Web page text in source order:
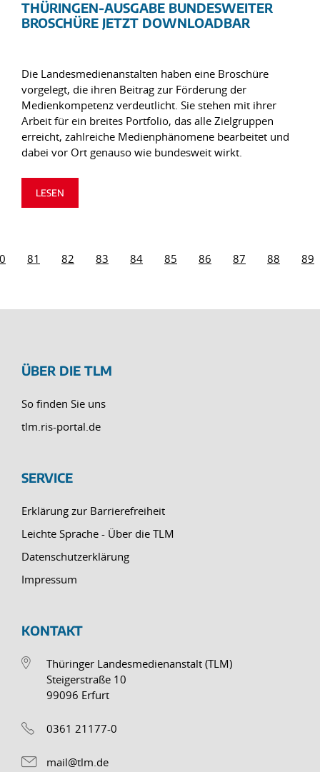
THÜRINGEN-AUSGABE BUNDESWEITER
BROSCHÜRE JETZT DOWNLOADBAR
Die Landesmedienanstalten haben eine Broschüre
vorgelegt, die ihren Beitrag zur Förderung der
Medienkompetenz verdeutlicht. Sie stehen mit ihrer
Arbeit für ein breites Portfolio, das alle Zielgruppen
erreicht, zahlreiche Medienphänomene bearbeitet und
dabei vor Ort genauso wie bundesweit wirkt.
LESEN
81 82 83 84 85 86 87 88 89
ÜBER DIE TLM
So finden Sie uns
tlm.ris-portal.de
SERVICE
Erklärung zur Barrierefreiheit
Leichte Sprache - Über die TLM
Datenschutzerklärung
Impressum
KONTAKT
Thüringer Landesmedienanstalt (TLM)
Steigerstraße 10
99096 Erfurt
0361 21177-0
mail@tlm.de